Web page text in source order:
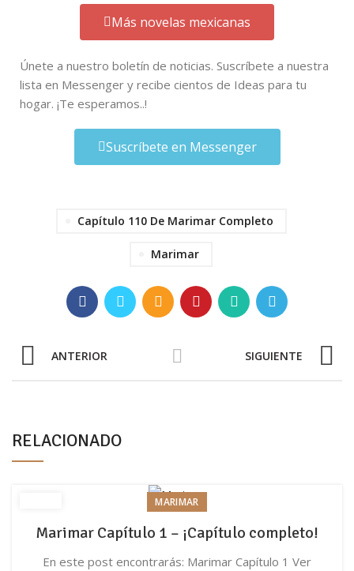
Más novelas mexicanas
Únete a nuestro boletín de noticias. Suscríbete a nuestra
lista en Messenger y recibe cientos de Ideas para tu
hogar. ¡Te esperamos..!
Suscríbete en Messenger
Capítulo 110 De Marimar Completo
Marimar
ANTERIOR SIGUIENTE
RELACIONADO
MARIMAR
Marimar Capítulo 1 – ¡Capítulo completo!
En este post encontrarás: Marimar Capítulo 1 Ver